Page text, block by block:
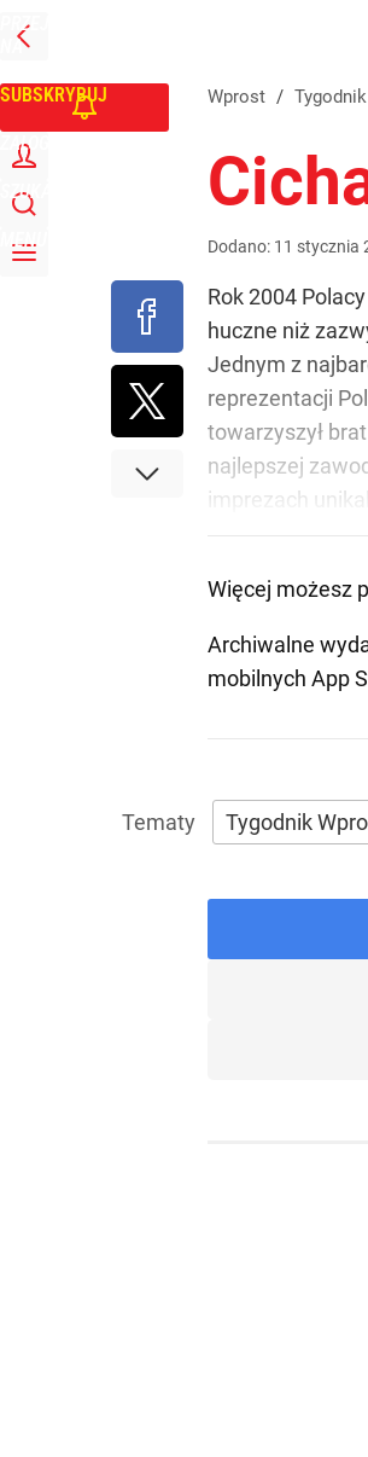
PRZEJDŹ
NA
GŁÓWNĄ
SUBSKRYBUJ
ZALOGUJ
SZUKAJ
MENU
Wprost /
Dodano: 11 stycznia
Rok 2004
huczne niż
Jednym z
reprezentacji
towarzyszył
najlepszej
imprezach
Więcej możesz
Archiwalne
mobilnych App
Tygodnik